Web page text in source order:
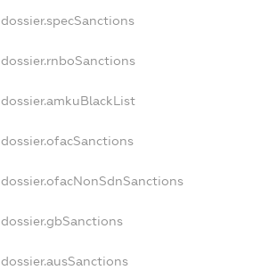
dossier.specSanctions
dossier.rnboSanctions
dossier.amkuBlackList
dossier.ofacSanctions
dossier.ofacNonSdnSanctions
dossier.gbSanctions
dossier.ausSanctions